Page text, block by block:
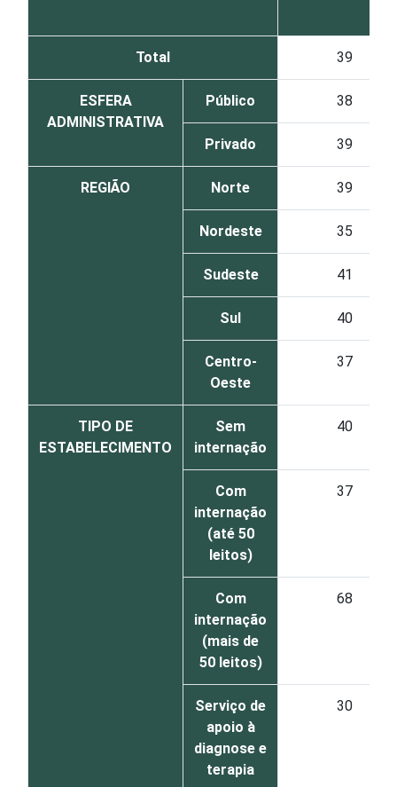
Total 39
ESFERA
ADMINISTRATIVA
Público 38
Privado 39
REGIÃO Norte 39
Nordeste 35
Sudeste 41
Sul 40
Centro-
Oeste
37
TIPO DE
ESTABELECIMENTO
Sem
internação
40
Com
internação
(até 50
leitos)
37
Com
internação
(mais de
50 leitos)
68
Serviço de
apoio à
diagnose e
terapia
30